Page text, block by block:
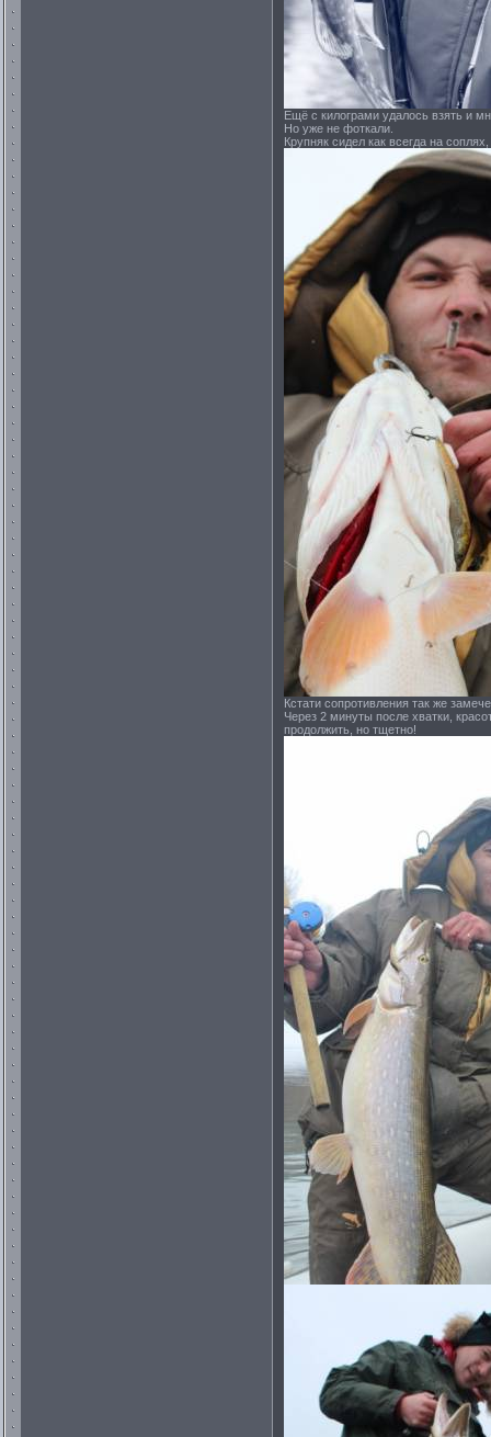
Ещё с килограми удалось взять и
Но уже не фоткали.
Крупняк сидел как всегда на
Кстати сопротивления так же
Через 2 минуты после хватки,
продолжить, но тщетно!